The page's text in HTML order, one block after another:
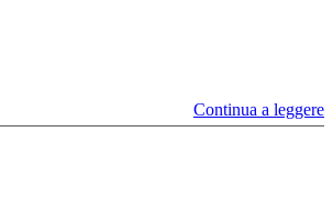
Continua a leggere